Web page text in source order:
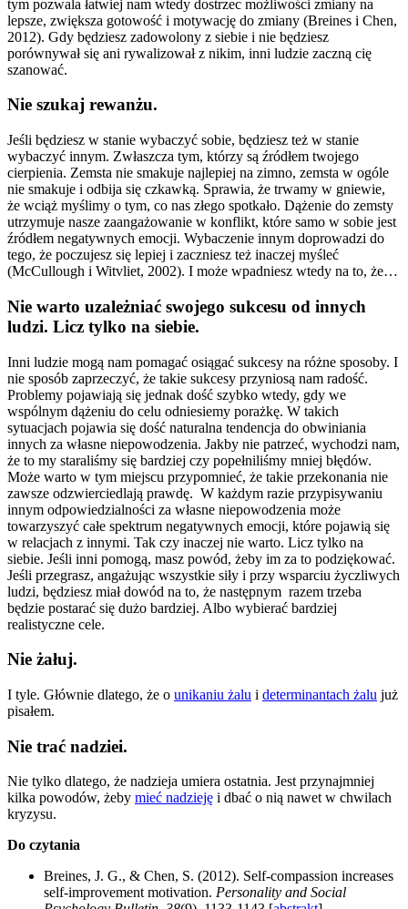
tym pozwala łatwiej nam wtedy dostrzec możliwości zmiany na
lepsze, zwiększa gotowość i motywację do zmiany (Breines i Chen,
2012). Gdy będziesz zadowolony z siebie i nie będziesz
porównywał się ani rywalizował z nikim, inni ludzie zaczną cię
szanować.
Nie szukaj rewanżu.
Jeśli będziesz w stanie wybaczyć sobie, będziesz też w stanie
wybaczyć innym. Zwłaszcza tym, którzy są źródłem twojego
cierpienia. Zemsta nie smakuje najlepiej na zimno, zemsta w ogóle
nie smakuje i odbija się czkawką. Sprawia, że trwamy w gniewie,
że wciąż myślimy o tym, co nas złego spotkało. Dążenie do zemsty
utrzymuje nasze zaangażowanie w konflikt, które samo w sobie jest
źródłem negatywnych emocji. Wybaczenie innym doprowadzi do
tego, że poczujesz się lepiej i zaczniesz też inaczej myśleć
(McCullough i Witvliet, 2002). I może wpadniesz wtedy na to, że…
Nie warto uzależniać swojego sukcesu od innych
ludzi. Licz tylko na siebie.
Inni ludzie mogą nam pomagać osiągać sukcesy na różne sposoby. I
nie sposób zaprzeczyć, że takie sukcesy przyniosą nam radość.
Problemy pojawiają się jednak dość szybko wtedy, gdy we
wspólnym dążeniu do celu odniesiemy porażkę. W takich
sytuacjach pojawia się dość naturalna tendencja do obwiniania
innych za własne niepowodzenia. Jakby nie patrzeć, wychodzi nam,
że to my staraliśmy się bardziej czy popełniliśmy mniej błędów.
Może warto w tym miejscu przypomnieć, że takie przekonania nie
zawsze odzwierciedlają prawdę. W każdym razie przypisywaniu
innym odpowiedzialności za własne niepowodzenia może
towarzyszyć całe spektrum negatywnych emocji, które pojawią się
w relacjach z innymi. Tak czy inaczej nie warto. Licz tylko na
siebie. Jeśli inni pomogą, masz powód, żeby im za to podziękować.
Jeśli przegrasz, angażując wszystkie siły i przy wsparciu życzliwych
ludzi, będziesz miał dowód na to, że następnym razem trzeba
będzie postarać się dużo bardziej. Albo wybierać bardziej
realistyczne cele.
Nie żałuj.
I tyle. Głównie dlatego, że o unikaniu żalu i determinantach żalu już
pisałem.
Nie trać nadziei.
Nie tylko dlatego, że nadzieja umiera ostatnia. Jest przynajmniej
kilka powodów, żeby mieć nadzieję i dbać o nią nawet w chwilach
kryzysu.
Do czytania
Breines, J. G., & Chen, S. (2012). Self-compassion increases
self-improvement motivation. Personality and Social